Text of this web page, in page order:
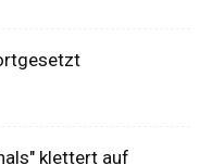
klettert auf